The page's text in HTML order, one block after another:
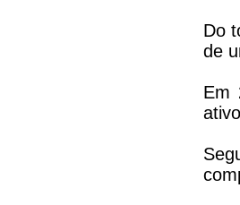
Do
de
Em